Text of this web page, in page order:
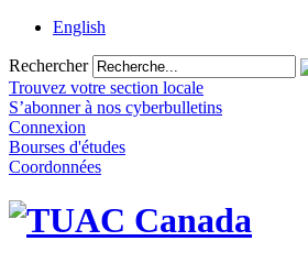
English
Rechercher
Trouvez votre section locale
S’abonner à nos cyberbulletins
Connexion
Bourses d'études
Coordonnées